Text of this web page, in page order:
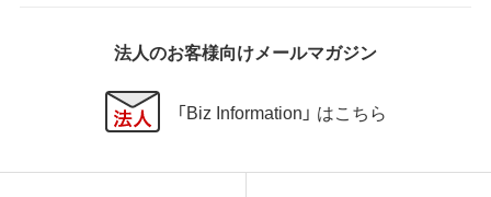
法人のお客様向けメールマガジン
「Biz Information」 はこちら